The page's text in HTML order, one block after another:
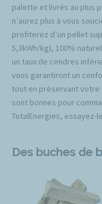
palette et livrés au plus
n’aurez plus à vous
profiterez d’un pellet
5,3kWh/kg), 100%
un taux de cendres
vous garantiront un
tout en préservant votre
sont bonnes pour
TotalEnergies, essayez-
Des buches de